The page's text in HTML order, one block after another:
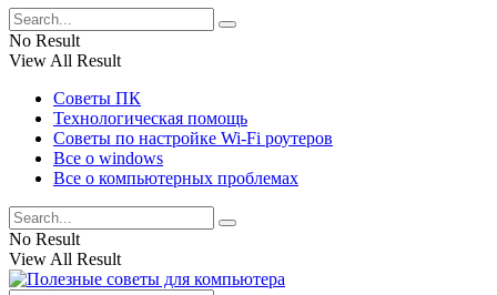
No Result
View All Result
Советы ПК
Технологическая помощь
Советы по настройке Wi-Fi роутеров
Все о windows
Все о компьютерных проблемах
No Result
View All Result